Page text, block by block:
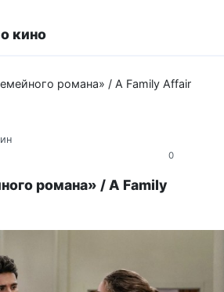
кино
романа» / A Family Affair
0
романа» / A Family